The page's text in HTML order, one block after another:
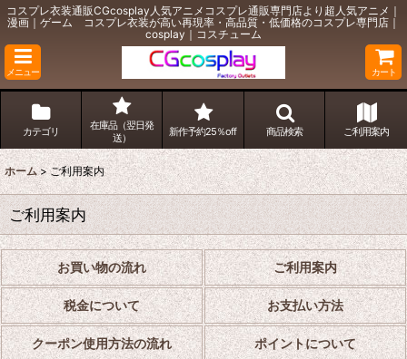
コスプレ衣装通販CGcosplay人気アニメコスプレ通販専門店より超人気アニメ｜
漫画｜ゲーム コスプレ衣装が高い再現率・高品質・低価格のコスプレ専門店｜
cosplay｜コスチューム
メニュー カート
カテゴリ
在庫品（翌日発
送）
新作予約25％off 商品検索 ご利用案内
ホーム > ご利用案内
ご利用案内
お買い物の流れ ご利用案内
税金について お支払い方法
クーポン使用方法の流れ ポイントについて